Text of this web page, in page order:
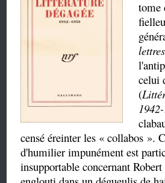
tome
celui
(
censé éreinter les «collabos ».
d'humilier impunément est
insupportable concernant